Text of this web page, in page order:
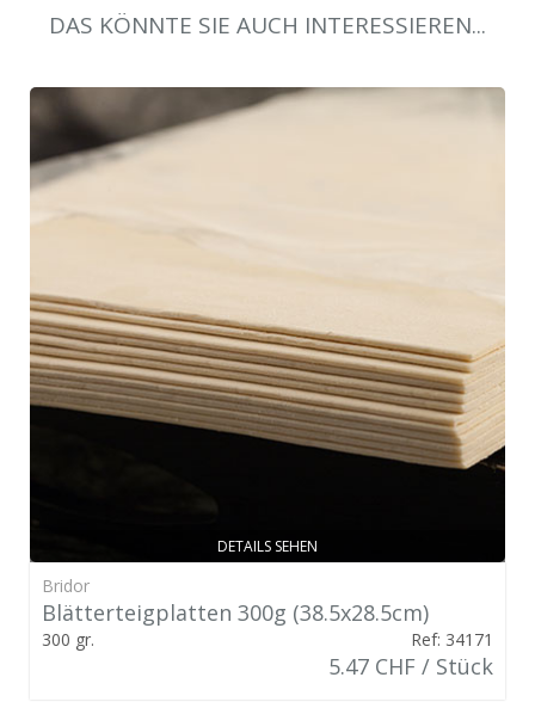
DAS KÖNNTE SIE AUCH INTERESSIEREN...
DETAILS SEHEN
Bridor
Blätterteigplatten 300g (38.5x28.5cm)
300 gr. Ref: 34171
5.47 CHF / Stück